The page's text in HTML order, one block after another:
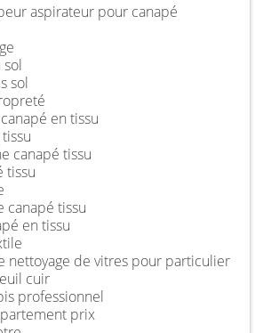
aspirateur pour canapé
sol
sol
en tissu
canapé tissu
tissu
canapé tissu
en tissu
nettoyage de vitres pour particulier
cuir
professionnel
prix